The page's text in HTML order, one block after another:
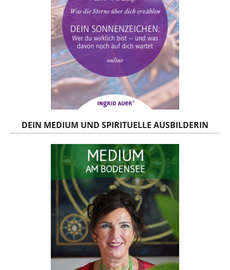
DEIN MEDIUM UND SPIRITUELLE AUSBILDERIN